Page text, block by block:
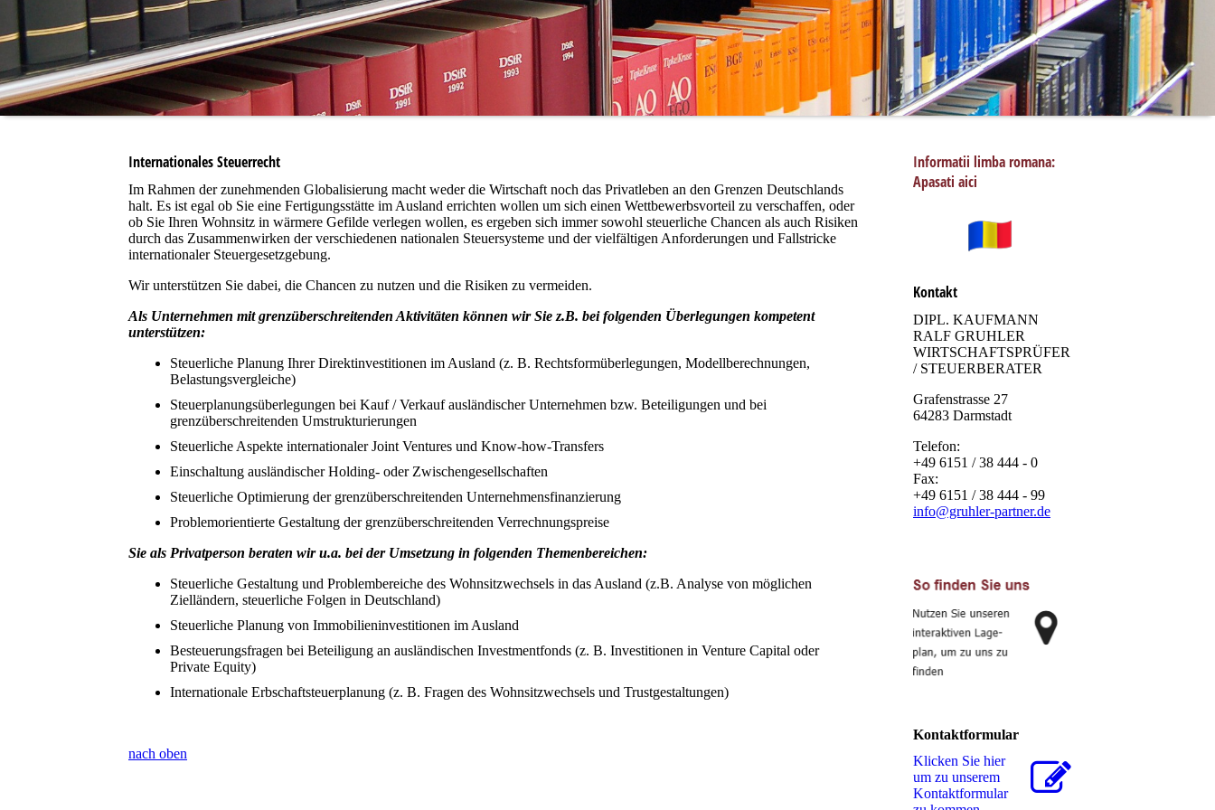
Internationales Steuerrecht
Im Rahmen der zunehmenden Globalisierung macht weder die Wirtschaft noch das Privatleben an den Grenzen Deutschlands
halt. Es ist egal ob Sie eine Fertigungsstätte im Ausland errichten wollen um sich einen Wettbewerbsvorteil zu verschaffen, oder
ob Sie Ihren Wohnsitz in wärmere Gefilde verlegen wollen, es ergeben sich immer sowohl steuerliche Chancen als auch Risiken
durch das Zusammenwirken der verschiedenen nationalen Steuersysteme und der vielfältigen Anforderungen und Fallstricke
internationaler Steuergesetzgebung.
Wir unterstützen Sie dabei, die Chancen zu nutzen und die Risiken zu vermeiden.
Als Unternehmen mit grenzüberschreitenden Aktivitäten können wir Sie z.B. bei folgenden Überlegungen kompetent
unterstützen:
Steuerliche Planung Ihrer Direktinvestitionen im Ausland (z. B. Rechtsformüberlegungen, Modellberechnungen,
Belastungsvergleiche)
Steuerplanungsüberlegungen bei Kauf / Verkauf ausländischer Unternehmen bzw. Beteiligungen und bei
grenzüberschreitenden Umstrukturierungen
Steuerliche Aspekte internationaler Joint Ventures und Know-how-Transfers
Einschaltung ausländischer Holding- oder Zwischengesellschaften
Steuerliche Optimierung der grenzüberschreitenden Unternehmensfinanzierung
Problemorientierte Gestaltung der grenzüberschreitenden Verrechnungspreise
Sie als Privatperson beraten wir u.a. bei der Umsetzung in folgenden Themenbereichen:
Steuerliche Gestaltung und Problembereiche des Wohnsitzwechsels in das Ausland (z.B. Analyse von möglichen
Zielländern, steuerliche Folgen in Deutschland)
Steuerliche Planung von Immobilieninvestitionen im Ausland
Besteuerungsfragen bei Beteiligung an ausländischen Investmentfonds (z. B. Investitionen in Venture Capital oder
Private Equity)
Internationale Erbschaftsteuerplanung (z. B. Fragen des Wohnsitzwechsels und Trustgestaltungen)
nach oben
Informatii limba romana:
Apasati aici
Kontakt
DIPL. KAUFMANN
RALF GRUHLER
WIRTSCHAFTSPRÜFER
/ STEUERBERATER
Grafenstrasse 27
64283 Darmstadt
Telefon:
+49 6151 / 38 444 - 0
Fax:
+49 6151 / 38 444 - 99
info@gruhler-partner.de
Kontaktformular
Klicken Sie hier
um zu unserem
Kon­takt­for­mu­lar